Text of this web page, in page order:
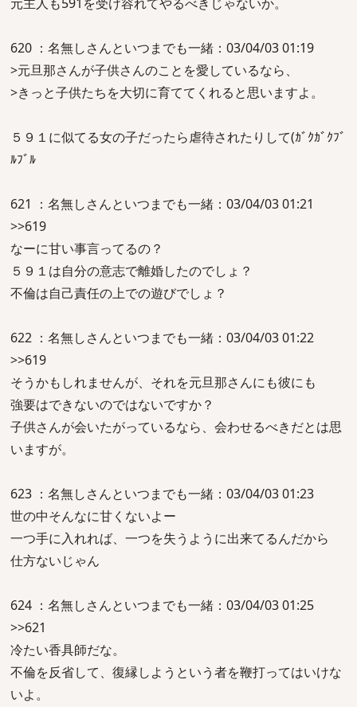
620 ：名無しさんといつまでも一緒：03/04/03 01:19
>元旦那さんが子供さんのことを愛しているなら、
>きっと子供たちを大切に育ててくれると思いますよ。
５９１に似てる女の子だったら虐待されたりして(ｶﾞｸｶﾞｸﾌﾞ
ﾙﾌﾞﾙ
621 ：名無しさんといつまでも一緒：03/04/03 01:21
>>619
なーに甘い事言ってるの？
５９１は自分の意志で離婚したのでしょ？
不倫は自己責任の上での遊びでしょ？
622 ：名無しさんといつまでも一緒：03/04/03 01:22
>>619
そうかもしれませんが、それを元旦那さんにも彼にも
強要はできないのではないですか？
子供さんが会いたがっているなら、会わせるべきだとは思
いますが。
623 ：名無しさんといつまでも一緒：03/04/03 01:23
世の中そんなに甘くないよー
一つ手に入れれば、一つを失うように出来てるんだから
仕方ないじゃん
624 ：名無しさんといつまでも一緒：03/04/03 01:25
>>621
冷たい香具師だな。
不倫を反省して、復縁しようという者を鞭打ってはいけな
いよ。